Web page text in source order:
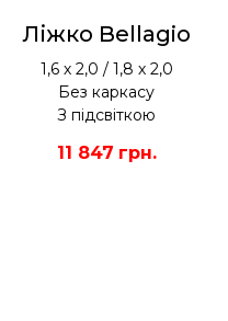
Ліжко Bellagio
1,6 х 2,0 / 1,8 х 2,0
Без каркасу
З підсвіткою
11 847 грн.